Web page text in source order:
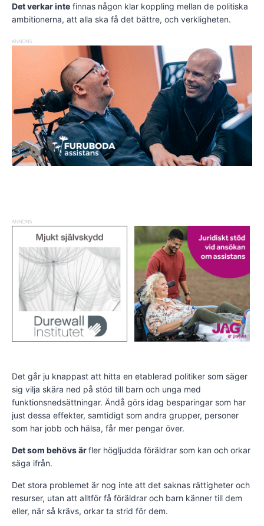
Det verkar inte finnas någon klar koppling mellan de politiska
ambitionerna, att alla ska få det bättre, och verkligheten.
ANNONS
ANNONS
Det går ju knappast att hitta en etablerad politiker som säger
sig vilja skära ned på stöd till barn och unga med
funktionsnedsättningar. Ändå görs idag besparingar som har
just dessa effekter, samtidigt som andra grupper, personer
som har jobb och hälsa, får mer pengar över.
Det som behövs ärfler högljudda föräldrar som kan och orkar
säga ifrån.
Det stora problemet är nog inte att det saknas rättigheter och
resurser, utan att alltför få föräldrar och barn känner till dem
eller, när så krävs, orkar ta strid för dem.